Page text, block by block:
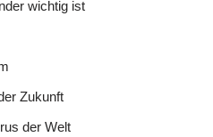
wichtig ist
Zukunft
der Welt